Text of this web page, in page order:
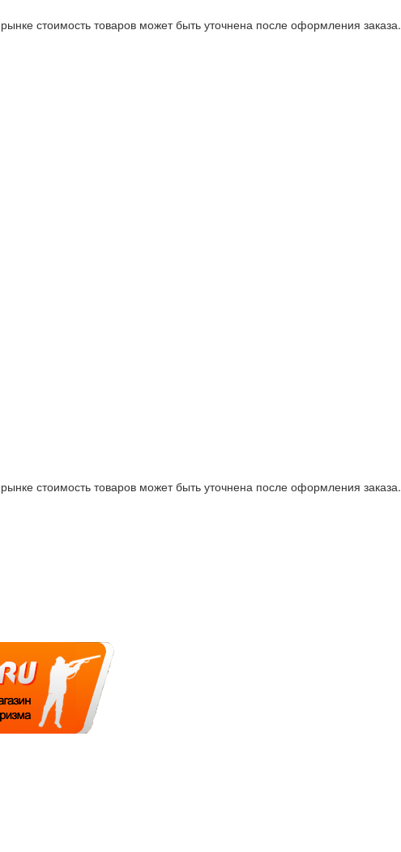
стоимость товаров может быть уточнена после оформления заказа.
стоимость товаров может быть уточнена после оформления заказа.